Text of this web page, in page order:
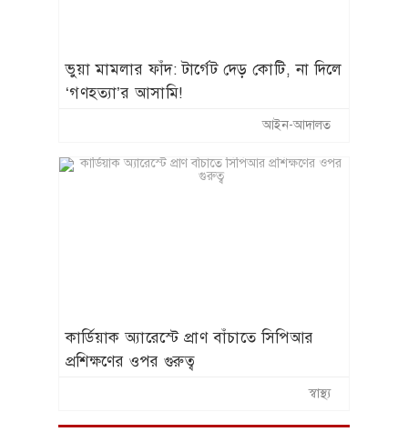
​ভুয়া মামলার ফাঁদ: টার্গেট দেড় কোটি, না দিলে
‘গণহত্যা’র আসামি!
আইন-আদালত
কার্ডিয়াক অ্যারেস্টে প্রাণ বাঁচাতে সিপিআর
প্রশিক্ষণের ওপর গুরুত্ব
স্বাস্থ্য